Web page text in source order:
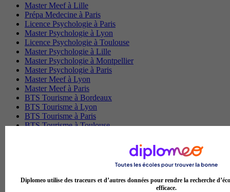
Master Meef à Lille
Prépa Medecine à Paris
Licence Psychologie à Paris
Master Psychologie à Lyon
Licence Psychologie à Toulouse
Master Psychologie à Lille
Master Psychologie à Montpellier
Master Psychologie à Paris
Master Meef à Lyon
Master Meef à Paris
BTS Tourisme à Bordeaux
BTS Tourisme à Lyon
BTS Tourisme à Paris
BTS Tourisme à Toulouse
BTS Communication à Bordeaux
Master Psychologie à Angers
BTS Ndrc à Lyon
Diplomeo utilise des traceurs et d’autres données pour rendre la recherche
efficace.